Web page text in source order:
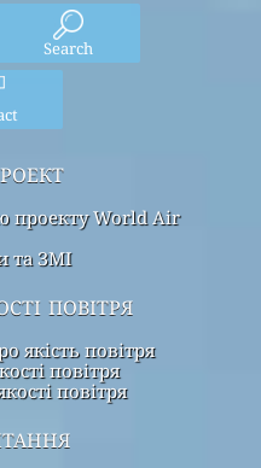
Search
проекту World Air
та ЗМІ
повітря
якість повітря
повітря
повітря